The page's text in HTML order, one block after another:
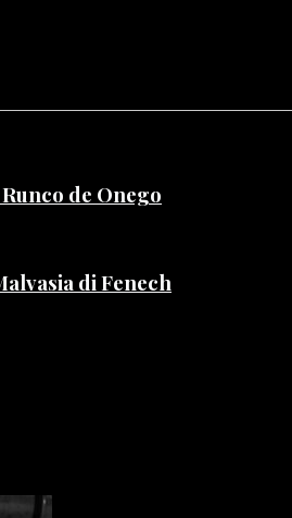
de Onego
di Fenech